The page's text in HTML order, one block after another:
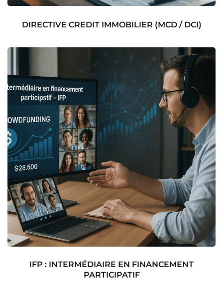
DIRECTIVE CREDIT IMMOBILIER (MCD / DCI)
IFP : INTERMÉDIAIRE EN FINANCEMENT
PARTICIPATIF